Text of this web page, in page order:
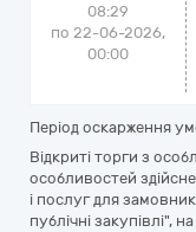
08:29
по 22-06-2026,
00:00
Період оскарження
Відкриті торги з
особливостей
і послуг для
публічні закупівлі",